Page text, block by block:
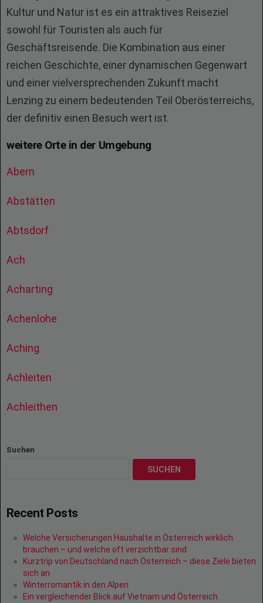
Kultur und Natur ist es ein attraktives Reiseziel
sowohl für Touristen als auch für
Geschäftsreisende. Die Kombination aus einer
reichen Geschichte, einer dynamischen Gegenwart
und einer vielversprechenden Zukunft macht
Lenzing zu einem bedeutenden Teil Oberösterreichs,
der definitiv einen Besuch wert ist.
weitere Orte in der Umgebung
Abern
Abstätten
Abtsdorf
Ach
Acharting
Achenlohe
Aching
Achleiten
Achleithen
Suchen
SUCHEN
Recent Posts
Welche Versicherungen Haushalte in Österreich wirklich
brauchen – und welche oft verzichtbar sind
Kurztrip von Deutschland nach Österreich – diese Ziele bieten
sich an
Winterromantik in den Alpen
Ein vergleichender Blick auf Vietnam und Österreich